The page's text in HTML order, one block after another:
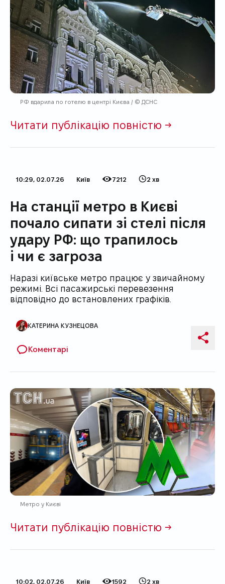
РФ вдарила по готелю в центрі Києва / © ДСНС
Читати публікацію повністю →
Дата публікації
10:29, 02.07.26
Категорія
Київ
Кількість переглядів
7212
Час на прочитання
2 хв
На станції метро в Києві
почало сипати зі стелі після
удару РФ: що трапилось
і чи є загроза
Наразі київське метро працює у звичайному
режимі. Всі пасажирські перевезення
відповідно до встановлених графіків.
Автор публікації
КАТЕРИНА КУЗНЕЦОВА
Коментарі
Метро у Києві
Читати публікацію повністю →
10:02, 02.07.26 Київ 1592 2 хв